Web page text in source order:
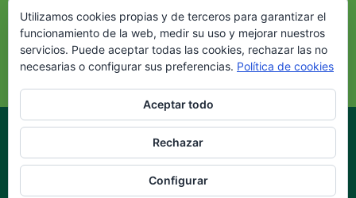
Ver en google maps
© 2016 Flor Natural. Todos los derechos reservados. |
cookies|Condiciones de uso|Envíos y devoluciones|Diseño
webVirtualDomus
Utilizamos cookies propias y de terceros para garantizar el
funcionamiento de la web, medir su uso y mejorar nuestros
servicios. Puede aceptar todas las cookies, rechazar las no
necesarias o configurar sus preferencias. Política de cookies
Aceptar todo
Rechazar
Configurar